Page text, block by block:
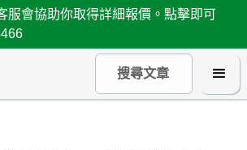
服會協助你取得詳細報價。點擊即可